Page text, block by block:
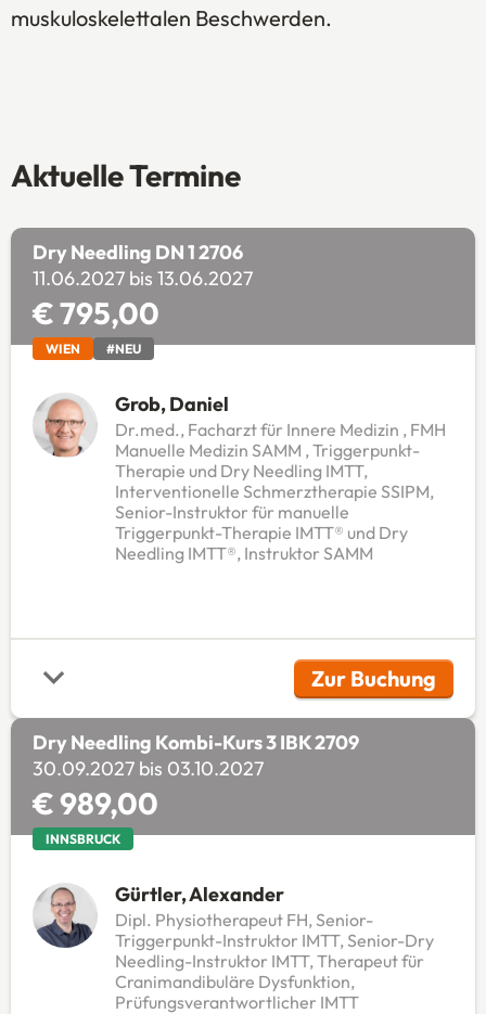
muskuloskelettalen Beschwerden.
Aktuelle Termine
Dry Needling DN 1 2706
11.06.2027 bis 13.06.2027
€ 795,00
WIEN #NEU
Grob, Daniel
Dr.med., Facharzt für Innere Medizin , FMH
Manuelle Medizin SAMM , Triggerpunkt-
Therapie und Dry Needling IMTT,
Interventionelle Schmerztherapie SSIPM,
Senior-Instruktor für manuelle
Triggerpunkt-Therapie IMTT® und Dry
Needling IMTT®, Instruktor SAMM
Zur Buchung
(Öffnet in
Dry Needling Kombi-Kurs 3 IBK 2709
30.09.2027 bis 03.10.2027
€ 989,00
INNSBRUCK
Gürtler, Alexander
Dipl. Physiotherapeut FH, Senior-
Triggerpunkt-Instruktor IMTT, Senior-Dry
Needling-Instruktor IMTT, Therapeut für
Cranimandibuläre Dysfunktion,
Prüfungsverantwortlicher IMTT